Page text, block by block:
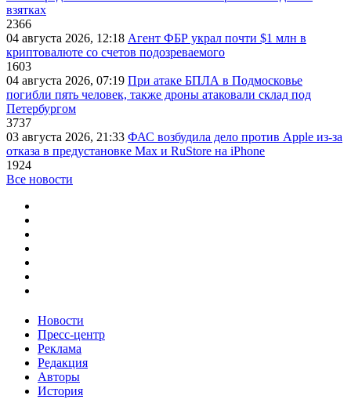
взятках
2366
04 августа 2026, 12:18 Агент ФБР украл почти $1 млн в
криптовалюте со счетов подозреваемого
1603
04 августа 2026, 07:19 При атаке БПЛА в Подмосковье
погибли пять человек, также дроны атаковали склад под
Петербургом
3737
03 августа 2026, 21:33 ФАС возбудила дело против Apple из-за
отказа в предустановке Max и RuStore на iPhone
1924
Все новости
Новости
Пресс-центр
Реклама
Редакция
Авторы
История